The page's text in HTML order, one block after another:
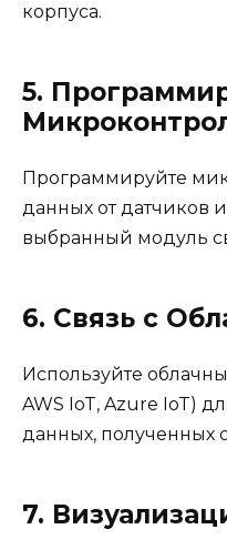
корпуса.
5.
Программируйте
данных от датчиков
выбранный модуль
6. Связь с
Используйте
AWS IoT, Azure IoT)
данных, полученных
7.